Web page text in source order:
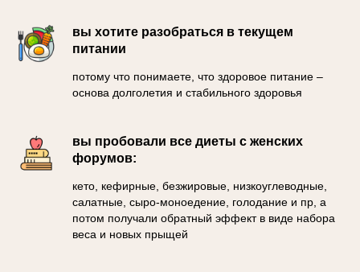
вы хотите разобраться в текущем
питании
потому что понимаете, что здоровое питание –
основа долголетия и стабильного здоровья
вы пробовали все диеты с женских
форумов:
кето, кефирные, безжировые, низкоуглеводные,
салатные, сыро-моноедение, голодание и пр, а
потом получали обратный эффект в виде набора
веса и новых прыщей